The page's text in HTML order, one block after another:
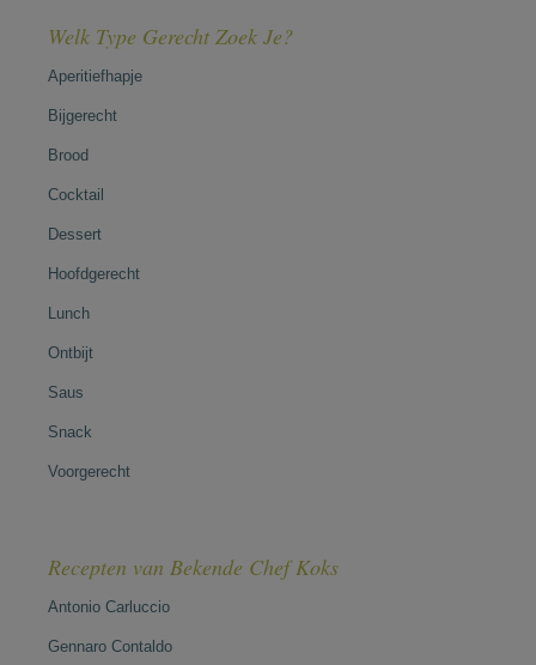
Welk Type Gerecht Zoek Je?
Aperitiefhapje
Bijgerecht
Brood
Cocktail
Dessert
Hoofdgerecht
Lunch
Ontbijt
Saus
Snack
Voorgerecht
Recepten van Bekende Chef Koks
Antonio Carluccio
Gennaro Contaldo